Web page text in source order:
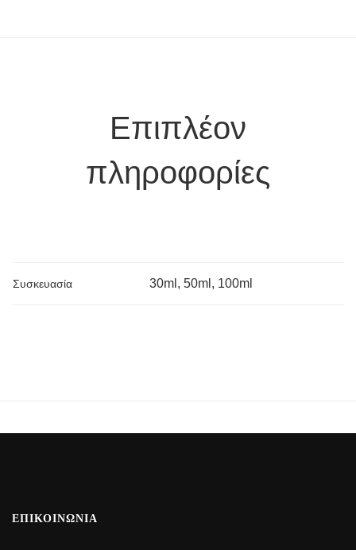
Επιπλέον
πληροφορίες
Συσκευασία 30ml, 50ml, 100ml
ΕΠΙΚΟΙΝΩΝΙΑ